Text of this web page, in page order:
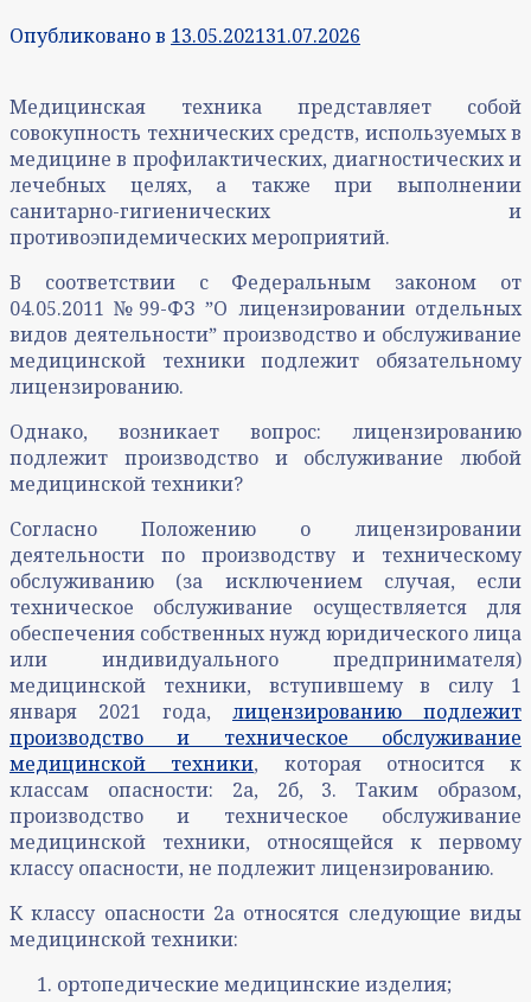
Опубликовано в 13.05.202131.07.2026
Медицинская техника представляет собой
совокупность технических средств, используемых в
медицине в профилактических, диагностических и
лечебных целях, а также при выполнении
санитарно-гигиенических и
противоэпидемических мероприятий.
В соответствии с Федеральным законом от
04.05.2011 №99-ФЗ ˮО лицензировании отдельных
видов деятельностиˮ производство и обслуживание
медицинской техники подлежит обязательному
лицензированию.
Однако, возникает вопрос: лицензированию
подлежит производство и обслуживание любой
медицинской техники?
Согласно Положению о лицензировании
деятельности по производству и техническому
обслуживанию (за исключением случая, если
техническое обслуживание осуществляется для
обеспечения собственных нужд юридического лица
или индивидуального предпринимателя)
медицинской техники, вступившему в силу 1
января 2021 года, лицензированию подлежит
производство и техническое обслуживание
медицинской техники, которая относится к
классам опасности: 2а, 2б, 3. Таким образом,
производство и техническое обслуживание
медицинской техники, относящейся к первому
классу опасности, не подлежит лицензированию.
К классу опасности 2а относятся следующие виды
медицинской техники:
ортопедические медицинские изделия;